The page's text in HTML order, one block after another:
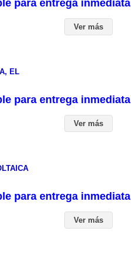
para entrega inmediata
Ver más
EL
para entrega inmediata
Ver más
para entrega inmediata
Ver más